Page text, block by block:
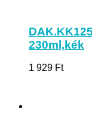
230ml,kék
1 929 Ft